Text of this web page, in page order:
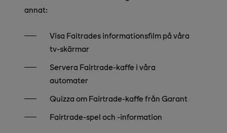
annat:
Visa Faitrades informationsfilm på våra
tv-skärmar
Servera Fairtrade-kaffe i våra
automater
Quizza om Fairtrade-kaffe från Garant
Fairtrade-spel och -information